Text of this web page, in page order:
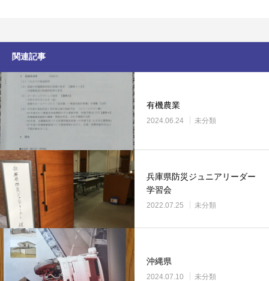
関連記事
有機農業
2024.06.24 未分類
兵庫県防災ジュニアリーダー
学習会
2022.07.25 未分類
沖縄県
2024.07.10 未分類